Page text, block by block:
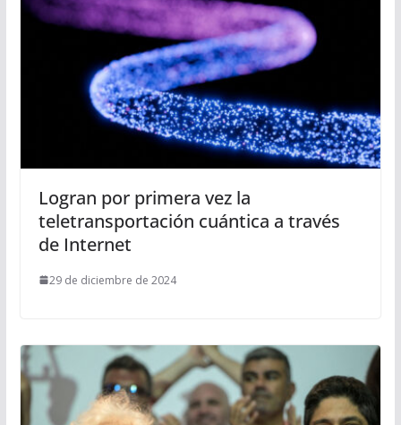
Logran por primera vez la
teletransportación cuántica a través
de Internet
29 de diciembre de 2024